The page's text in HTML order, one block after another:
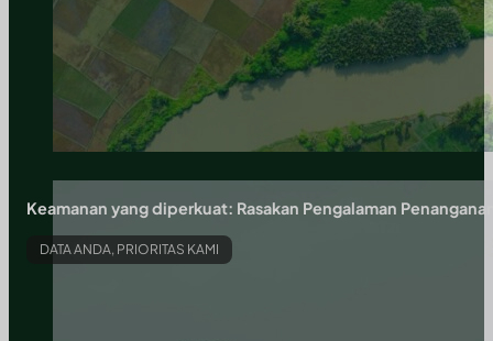
Keamanan yang diperkuat: Rasakan Pengalaman
DATA ANDA, PRIORITAS KAMI